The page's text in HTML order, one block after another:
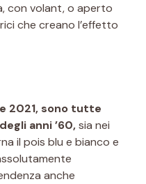
con volant, o aperto
che creano l’effetto
2021, sono tutte
anni ’60,sia nei
il pois blu e bianco e
anche